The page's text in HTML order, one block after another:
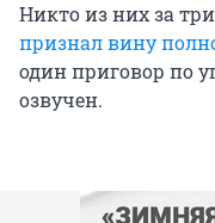
Никто из них за
признал вину
один приговор по
озвучен.